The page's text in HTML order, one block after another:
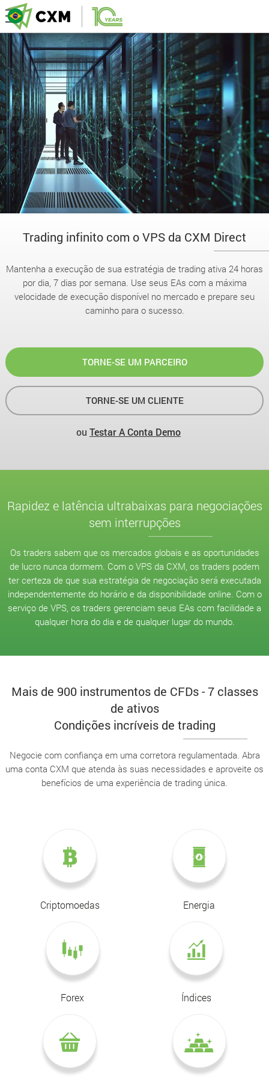
Trading infinito com o VPS da CXM Direct
Mantenha a execução de sua estratégia de trading ativa 24 horas
por dia, 7 dias por semana. Use seus EAs com a máxima
velocidade de execução disponível no mercado e prepare seu
caminho para o sucesso.
TORNE-SE UM PARCEIRO
TORNE-SE UM CLIENTE
ou Testar A Conta Demo
Rapidez e latência ultrabaixas para negociações
sem interrupções
Os traders sabem que os mercados globais e as oportunidades
de lucro nunca dormem. Com o VPS da CXM, os traders podem
ter certeza de que sua estratégia de negociação será executada
independentemente do horário e da disponibilidade online. Com o
serviço de VPS, os traders gerenciam seus EAs com facilidade a
qualquer hora do dia e de qualquer lugar do mundo.
Mais de 900 instrumentos de CFDs - 7 classes
de ativos
Condições incríveis de trading
Negocie com confiança em uma corretora regulamentada. Abra
uma conta CXM que atenda às suas necessidades e aproveite os
benefícios de uma experiência de trading única.
Criptomoedas Energia
Forex Índices